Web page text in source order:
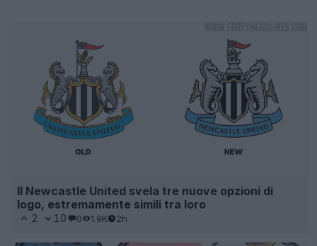
Il Newcastle United svela tre nuove opzioni di
logo, estremamente simili tra loro
2 10 0 1.9K 2h